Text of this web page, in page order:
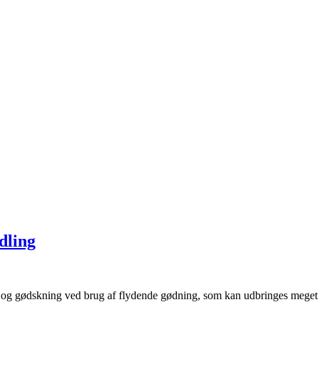
gødskning ved brug af flydende gødning, som kan udbringes meget